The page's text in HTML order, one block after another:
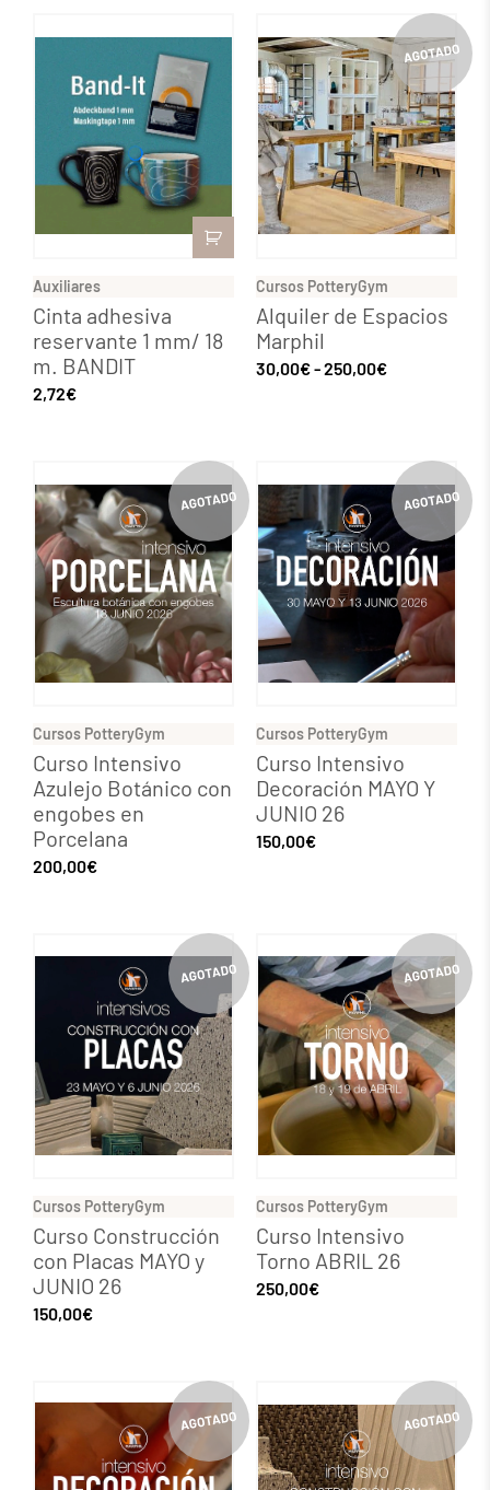
Auxiliares
Cinta adhesiva
reservante 1 mm/ 18
m. BANDIT
2,72€
Cursos PotteryGym
Alquiler de Espacios
Marphil
30,00€-250,00€
Cursos PotteryGym
Curso Intensivo
Azulejo Botánico con
engobes en
Porcelana
200,00€
Cursos PotteryGym
Curso Intensivo
Decoración MAYO Y
JUNIO 26
150,00€
Cursos PotteryGym
Curso Construcción
con Placas MAYO y
JUNIO 26
150,00€
Cursos PotteryGym
Curso Intensivo
Torno ABRIL 26
250,00€